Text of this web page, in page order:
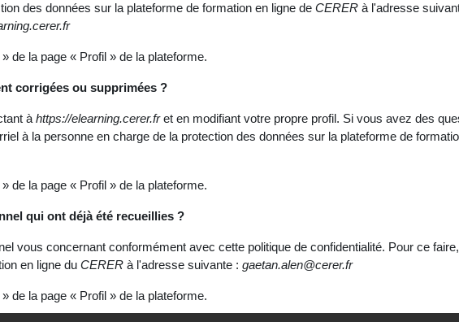
des données sur la plateforme de formation en ligne de CERER à l'adresse
de la page « Profil » de la plateforme.
corrigées ou supprimées ?
à https://elearning.cerer.fret en modifiant votre propre profil. Si vous avez des
à la personne en charge de la protection des données sur la plateforme de
de la page « Profil » de la plateforme.
qui ont déjà été recueillies ?
vous concernant conformément avec cette politique de confidentialité. Pour ce
en ligne du CERER à l'adresse suivante : gaetan.alen@cerer.fr
de la page « Profil » de la plateforme.